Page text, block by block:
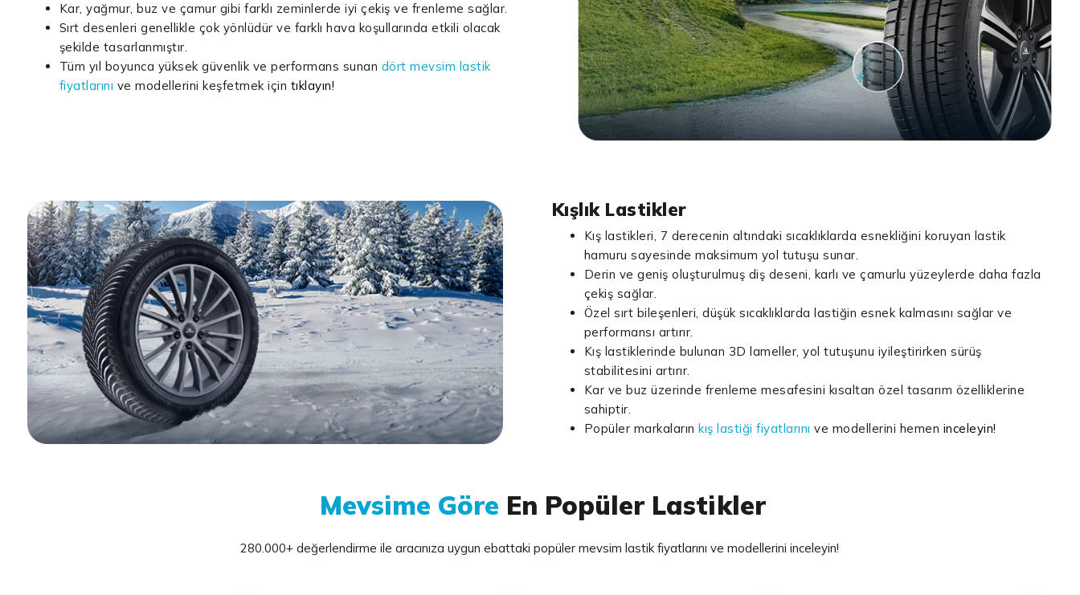
Kar, yağmur, buz ve çamur gibi farklı zeminlerde iyi çekiş ve frenleme sağlar.
Sırt desenleri genellikle çok yönlüdür ve farklı hava koşullarında etkili olacak
şekilde tasarlanmıştır.
Tüm yıl boyunca yüksek güvenlik ve performans sunan dört mevsim lastik
fiyatlarını ve modellerini keşfetmek için tıklayın!
Kışlık Lastikler
Kış lastikleri, 7 derecenin altındaki sıcaklıklarda esnekliğini koruyan lastik
hamuru sayesinde maksimum yol tutuşu sunar.
Derin ve geniş oluşturulmuş diş deseni, karlı ve çamurlu yüzeylerde daha fazla
çekiş sağlar.
Özel sırt bileşenleri, düşük sıcaklıklarda lastiğin esnek kalmasını sağlar ve
performansı artırır.
Kış lastiklerinde bulunan 3D lameller, yol tutuşunu iyileştirirken sürüş
stabilitesini artırır.
Kar ve buz üzerinde frenleme mesafesini kısaltan özel tasarım özelliklerine
sahiptir.
Popüler markalarınkış lastiği fiyatlarını ve modellerini hemen inceleyin!
Mevsime Göre En Popüler Lastikler
280.000+ değerlendirme ile aracınıza uygun ebattaki popüler mevsim lastik fiyatlarını ve modellerini inceleyin!